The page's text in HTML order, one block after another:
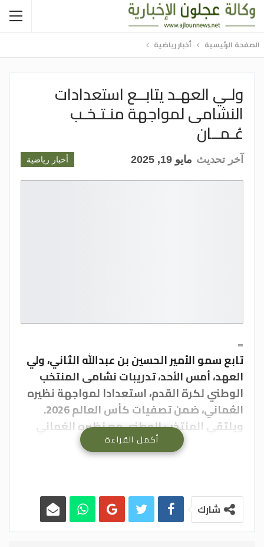
الصفحة الرئيسية أخبار رياضية
ولـي العهـد يتابــع استعدادات
النشامى لمواجهة منـتـخـب
عُـمــان
أخبار رياضية آخر تحديث مايو 19, 2025
=
تابع سمو الأمير الحسين بن عبدالله الثاني، ولي
العهد، أمس الأحد، تدريبات نشامى المنتخب
الوطني لكرة القدم، استعدادا لمواجهة نظيره
العُماني، ضمن تصفيات كأس العالم 2026.
ويلتقي المنتخب الوطني مع نظيره العُماني
يوم الخميس الموافق الخامس من حزيران
المقبل، في تمام الساعة السابعة مساء
السلطان قابوس الرياضي ببوشر.
يذكر أن المنتخب يشارك بتصفيات الدور الحاسم
من التصفيات المونديالية لحساب المجموعة
أكمل القراءة
شارك